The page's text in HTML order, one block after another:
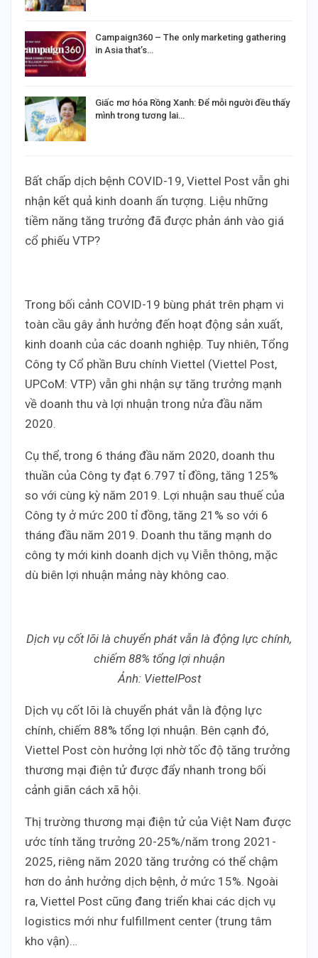
Campaign360 – The only marketing gathering
in Asia that’s…
Giấc mơ hóa Rồng Xanh: Để mỗi người đều thấy
mình trong tương lai…
Bất chấp dịch bệnh COVID-19, Viettel Post vẫn ghi
nhận kết quả kinh doanh ấn tượng. Liệu những
tiềm năng tăng trưởng đã được phản ánh vào giá
cổ phiếu VTP?
Trong bối cảnh COVID-19 bùng phát trên phạm vi
toàn cầu gây ảnh hưởng đến hoạt động sản xuất,
kinh doanh của các doanh nghiệp. Tuy nhiên, Tổng
Công ty Cổ phần Bưu chính Viettel (Viettel Post,
UPCoM: VTP) vẫn ghi nhận sự tăng trưởng mạnh
về doanh thu và lợi nhuận trong nửa đầu năm
2020.
Cụ thể, trong 6 tháng đầu năm 2020, doanh thu
thuần của Công ty đạt 6.797 tỉ đồng, tăng 125%
so với cùng kỳ năm 2019. Lợi nhuận sau thuế của
Công ty ở mức 200 tỉ đồng, tăng 21% so với 6
tháng đầu năm 2019. Doanh thu tăng mạnh do
công ty mới kinh doanh dịch vụ Viễn thông, mặc
dù biên lợi nhuận mảng này không cao.
Dịch vụ cốt lõi là chuyển phát vẫn là động lực chính,
chiếm 88% tổng lợi nhuận
Ảnh: ViettelPost
Dịch vụ cốt lõi là chuyển phát vẫn là động lực
chính, chiếm 88% tổng lợi nhuận. Bên cạnh đó,
Viettel Post còn hưởng lợi nhờ tốc độ tăng trưởng
thương mại điện tử được đẩy nhanh trong bối
cảnh giãn cách xã hội.
Thị trường thương mại điện tử của Việt Nam được
ước tính tăng trưởng 20-25%/năm trong 2021-
2025, riêng năm 2020 tăng trưởng có thể chậm
hơn do ảnh hưởng dịch bệnh, ở mức 15%. Ngoài
ra, Viettel Post cũng đang triển khai các dịch vụ
logistics mới như fulfillment center (trung tâm
kho vận)…